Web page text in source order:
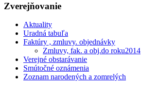
Zverejňovanie
Aktuality
Uradná tabuľa
Faktúry , zmluvy. objednávky
Zmluvy, fak. a obj.do roku2014
Verejné obstarávanie
Smútočné oznámenia
Zoznam narodených a zomrelých